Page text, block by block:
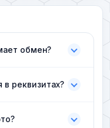
обмен?
реквизитах?